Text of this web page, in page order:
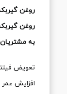
روغن
روغن
به
تعویض
افزایش